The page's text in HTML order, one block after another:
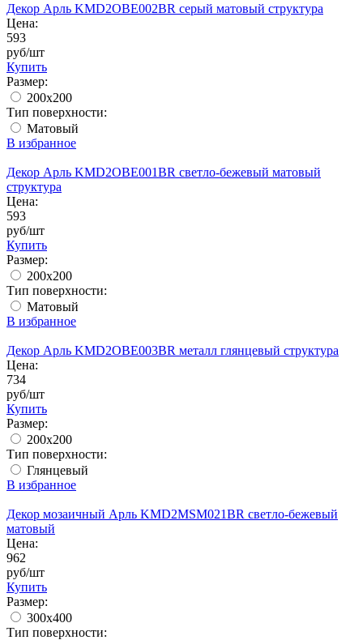
Декор Арль KMD2OBE002BR серый матовый структура
Цена:
593
руб/шт
Купить
Размер:
200x200
Тип поверхности:
Матовый
В избранное
Декор Арль KMD2OBE001BR светло-бежевый матовый
структура
Цена:
593
руб/шт
Купить
Размер:
200x200
Тип поверхности:
Матовый
В избранное
Декор Арль KMD2OBE003BR металл глянцевый структура
Цена:
734
руб/шт
Купить
Размер:
200x200
Тип поверхности:
Глянцевый
В избранное
Декор мозаичный Арль KMD2MSM021BR светло-бежевый
матовый
Цена:
962
руб/шт
Купить
Размер:
300x400
Тип поверхности: